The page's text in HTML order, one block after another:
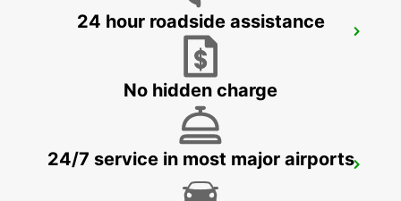
WINTERTHUR TOESS AMAG
WINTERTHUR - SWITZERLAND
DUEBENDORF AMAG
DUEBENDORF - SWITZERLAND
24 hour roadside assistance
No hidden charge
24/7 service in most major airports